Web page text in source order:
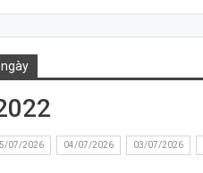
ngày
07/2026 04/07/2026 03/07/2026